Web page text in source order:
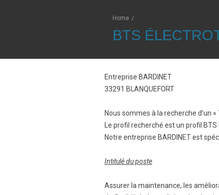
Home /
BTS
Entreprise BARDINET
33291 BLANQUEFORT
Nous sommes à la recherche d’un
Le profil recherché est un profil
Notre entreprise BARDINET est
Intitulé du poste
Assurer la maintenance, les